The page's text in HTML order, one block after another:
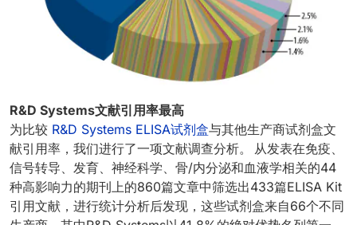
R&D Systems文献引用率最高
为比较 R&D Systems ELISA试剂盒与其他生产商试剂盒文
献引用率，我们进行了一项文献调查分析。 从发表在免疫、
信号转导、发育、神经科学、骨/内分泌和血液学相关的44
种高影响力的期刊上的860篇文章中筛选出433篇ELISA Kit
引用文献，进行统计分析后发现，这些试剂盒来自66个不同